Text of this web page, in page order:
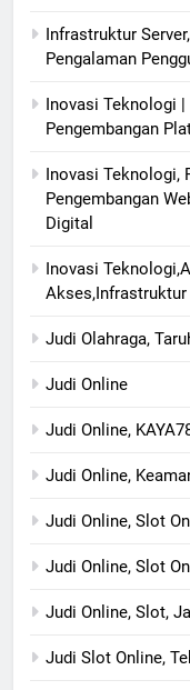
Infrastruktur
Pengalaman
Inovasi Teknologi
Pengembangan
Inovasi Teknologi,
Pengembangan
Digital
Inovasi
Akses,Infrastruktur
Judi Olahraga,
Judi Online
Judi Online,
Judi Online,
Judi Online, Slot
Judi Online, Slot
Judi Online, Slot,
Judi Slot Online,